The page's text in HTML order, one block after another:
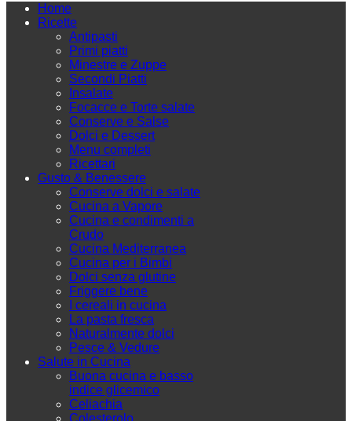
Home
Ricette
Antipasti
Primi piatti
Minestre e Zuppe
Secondi Piatti
Insalate
Focacce e Torte salate
Conserve e Salse
Dolci e Dessert
Menu completi
Ricettari
Gusto & Benessere
Conserve dolci e salate
Cucina a Vapore
Cucina e condimenti a
Crudo
Cucina Mediterranea
Cucina per i Bimbi
Dolci senza glutine
Friggere bene
I cereali in cucina
La pasta fresca
Naturalmente dolci
Pesce & Vedure
Salute in Cucina
Buona cucina e basso
indice glicemico
Celiachia
Colesterolo